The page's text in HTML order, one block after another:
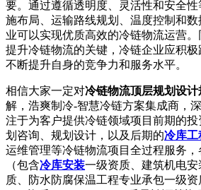
要。通过遵循透明度、灵活性和安全
施布局、运输路线规划、温度控制和
业可以实现优质高效的冷链物流运营
提升冷链物流的关键，冷链企业应积极
不断提升自身的竞争力和服务水平。
相信大家一定对冷链物流顶层规划设计
解，浩爽制冷-智慧冷链方案集成商，
注于为客户提供冷链领域项目前期的
划咨询、规划设计，以及后期的冷库工
运维管理等冷链物流项目全过程服务
（包含冷库安装一级资质、建筑机电
质、防水防腐保温工程专业承包一级